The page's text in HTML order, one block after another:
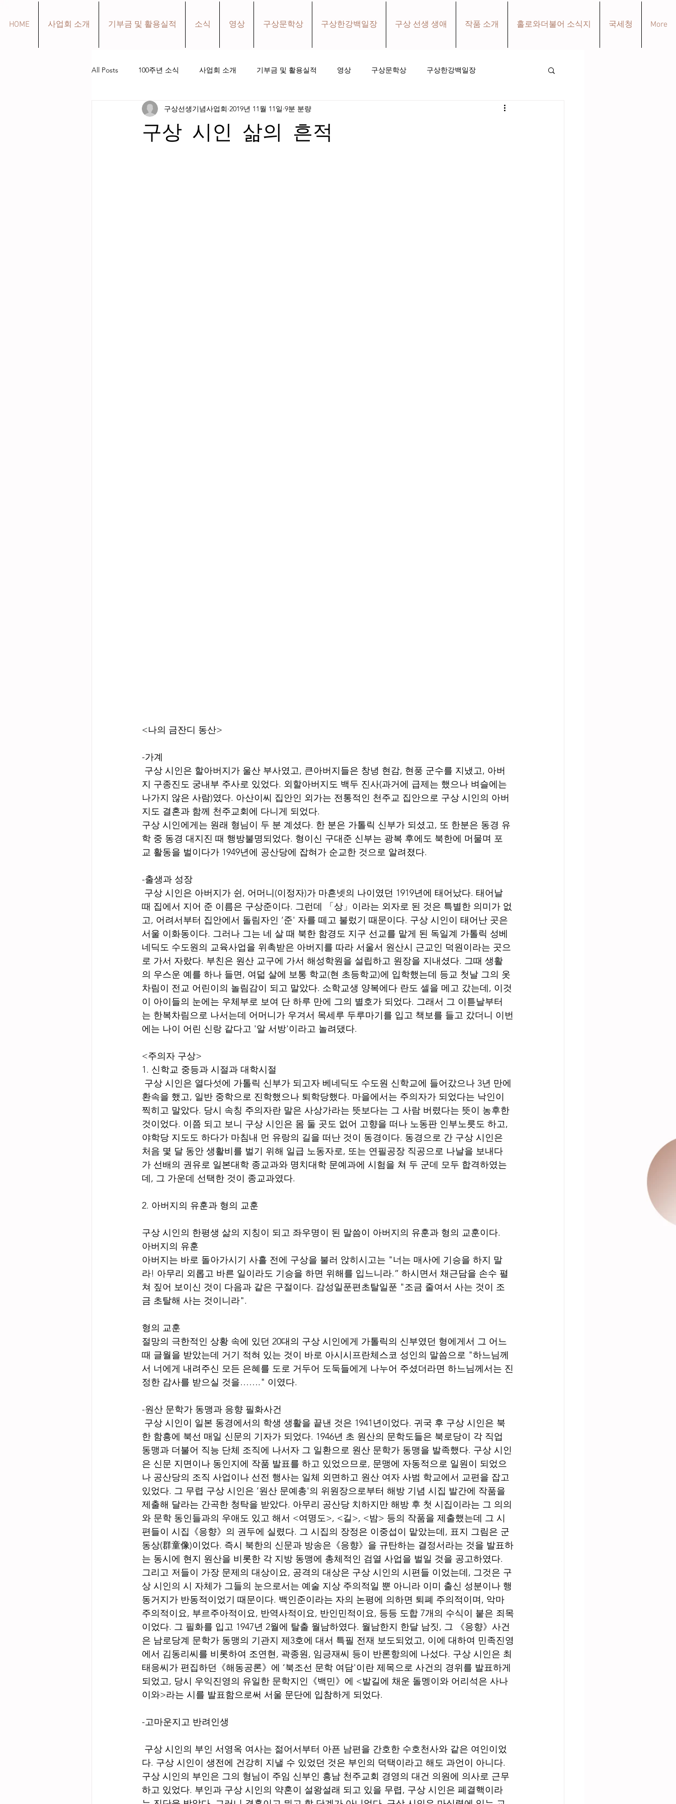
HOME 사업회 소개 기부금 및 활용실적 소식 영상 구상문학상 구상한강백일장 구상 선생 생애 작품 소개 홀로와더불어 소식지 국세청 More
All Posts 100주년 소식 사업회 소개 기부금 및 활용실적 영상 구상문학상 구상한강백일장
구상 선생 생애 작품 소개 홀로와더불어 소식지
구상 시인 삶의 흔적
구상선생기념사업회 2019년 11월 11일 9분 분량
<나의 금잔디 동산>
-가계
지 구종진도 궁내부 주사로 있었다. 외할아버지도 백두 진사(과거에 급제는 했으나 벼슬에는
나가지 않은 사람)였다. 아산이씨 집안인 외가는 전통적인 천주교 집안으로 구상 시인의 아버
지도 결혼과 함께 천주교회에 다니게 되었다.
구상 시인에게는 원래 형님이 두 분 계셨다. 한 분은 가톨릭 신부가 되셨고, 또 한분은 동경 유
학 중 동경 대지진 때 행방불명되었다. 형이신 구대준 신부는 광복 후에도 북한에 머물며 포
교 활동을 벌이다가 1949년에 공산당에 잡혀가 순교한 것으로 알려졌다.
-출생과 성장
때 집에서 지어 준 이름은 구상준이다. 그런데 「상」이라는 외자로 된 것은 특별한 의미가 없
고, 어려서부터 집안에서 돌림자인 ‘준' 자를 떼고 불렀기 때문이다. 구상 시인이 태어난 곳은
서울 이화동이다. 그러나 그는 네 살 때 북한 함경도 지구 선교를 맡게 된 독일계 가톨릭 성베
네딕도 수도원의 교육사업을 위촉받은 아버지를 따라 서울서 원산시 근교인 덕원이라는 곳으
로 가서 자랐다. 부친은 원산 교구에 가서 해성학원을 설립하고 원장을 지내셨다. 그때 생활
의 우스운 예를 하나 들면, 여덟 살에 보통 학교(현 초등학교)에 입학했는데 등교 첫날 그의 옷
차림이 전교 어린이의 놀림감이 되고 말았다. 소학교생 양복에다 란도 셀을 메고 갔는데, 이것
이 아이들의 눈에는 우체부로 보여 단 하루 만에 그의 별호가 되었다. 그래서 그 이튿날부터
는 한복차림으로 나서는데 어머니가 우겨서 목세루 두루마기를 입고 책보를 들고 갔더니 이번
에는 나이 어린 신랑 같다고 '알 서방'이라고 놀려댔다.
<주의자 구상>
1. 신학교 중등과 시절과 대학시절
환속을 했고, 일반 중학으로 진학했으나 퇴학당했다. 마을에서는 주의자가 되었다는 낙인이
찍히고 말았다. 당시 속칭 주의자란 말은 사상가라는 뜻보다는 그 사람 버렸다는 뜻이 농후한
것이었다. 이쯤 되고 보니 구상 시인은 몸 둘 곳도 없어 고향을 떠나 노동판 인부노릇도 하고,
야학당 지도도 하다가 마침내 먼 유랑의 길을 떠난 것이 동경이다. 동경으로 간 구상 시인은
처음 몇 달 동안 생활비를 벌기 위해 일급 노동자로, 또는 연필공장 직공으로 나날을 보내다
가 선배의 권유로 일본대학 종교과와 명치대학 문예과에 시험을 쳐 두 군데 모두 합격하였는
데, 그 가운데 선택한 것이 종교과였다.
2. 아버지의 유훈과 형의 교훈
구상 시인의 한평생 삶의 지칭이 되고 좌우명이 된 말씀이 아버지의 유훈과 형의 교훈이다.
아버지의 유훈
아버지는 바로 돌아가시기 사흘 전에 구상을 불러 앉히시고는 "너는 매사에 기승을 하지 말
라! 아무리 외롭고 바른 일이라도 기승을 하면 위해를 입느니라.” 하시면서 채근담을 손수 펼
쳐 짚어 보이신 것이 다음과 같은 구절이다. 감성일푼편초탈일푼 "조금 줄여서 사는 것이 조
금 초탈해 사는 것이니라".
형의 교훈
절망의 극한적인 상황 속에 있던 20대의 구상 시인에게 가톨릭의 신부였던 형에게서 그 어느
때 글월을 받았는데 거기 적혀 있는 것이 바로 아시시프란체스코 성인의 말씀으로 "하느님께
서 너에게 내려주신 모든 은혜를 도로 거두어 도둑들에게 나누어 주셨더라면 하느님께서는 진
정한 감사를 받으실 것을……." 이였다.
-원산 문학가 동맹과 응향 필화사건
한 함흥에 북선 매일 신문의 기자가 되었다. 1946년 초 원산의 문학도들은 북로당이 각 직업
동맹과 더불어 직능 단체 조직에 나서자 그 일환으로 원산 문학가 동맹을 발족했다. 구상 시인
은 신문 지면이나 동인지에 작품 발표를 하고 있었으므로, 문맹에 자동적으로 일원이 되었으
나 공산당의 조직 사업이나 선전 행사는 일체 외면하고 원산 여자 사범 학교에서 교편을 잡고
있었다. 그 무렵 구상 시인은 ‘원산 문예총'의 위원장으로부터 해방 기념 시집 발간에 작품을
제출해 달라는 간곡한 청탁을 받았다. 아무리 공산당 치하지만 해방 후 첫 시집이라는 그 의의
와 문학 동인들과의 우애도 있고 해서 <여명도>, <길>, <밤> 등의 작품을 제출했는데 그 시
편들이 시집《응향》의 권두에 실렸다. 그 시집의 장정은 이중섭이 맡았는데, 표지 그림은 군
동상(群童像)이었다. 즉시 북한의 신문과 방송은《응향》을 규탄하는 결정서라는 것을 발표하
는 동시에 현지 원산을 비롯한 각 지방 동맹에 총체적인 검열 사업을 벌일 것을 공고하였다.
그리고 저들이 가장 문제의 대상이요, 공격의 대상은 구상 시인의 시편들 이었는데, 그것은 구
상 시인의 시 자체가 그들의 눈으로서는 예술 지상 주의적일 뿐 아니라 이미 출신 성분이나 행
동거지가 반동적이었기 때문이다. 백인준이라는 자의 논평에 의하면 퇴폐 주의적이며, 악마
주의적이요, 부르주아적이요, 반역사적이요, 반인민적이요, 등등 도합 7개의 수식이 붙은 죄목
이었다. 그 필화를 입고 1947년 2월에 탈출 월남하였다. 월남한지 한달 남짓, 그 《응향》사건
은 남로당계 문학가 동맹의 기관지 제3호에 대서 특필 전재 보도되었고, 이에 대하여 민족진영
에서 김동리씨를 비롯하여 조연현, 곽종원, 임긍재씨 등이 반론항의에 나섰다. 구상 시인은 최
태응씨가 편집하던《해동공론》에 ‘북조선 문학 여담'이란 제목으로 사건의 경위를 발표하게
되었고, 당시 우익진영의 유일한 문학지인《백민》에 <발길에 채운 돌멩이와 어리석은 사나
이와>라는 시를 발표함으로써 서울 문단에 입참하게 되었다.
-고마운지고 반려인생
다. 구상 시인이 생전에 건강히 지낼 수 있었던 것은 부인의 덕택이라고 해도 과언이 아니다.
구상 시인의 부인은 그의 형님이 주임 신부인 흥남 천주교회 경영의 대건 의원에 의사로 근무
하고 있었다. 부인과 구상 시인의 약혼이 설왕설래 되고 있을 무렵, 구상 시인은 폐결핵이라